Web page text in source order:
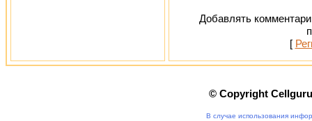
Добавлять
[
© Copyright
В случае использования